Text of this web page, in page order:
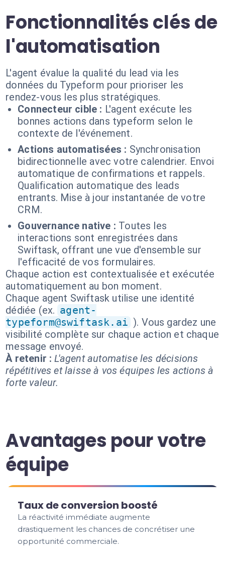
Fonctionnalités clés de
l'automatisation
L'agent évalue la qualité du lead via les
données du Typeform pour prioriser les
rendez-vous les plus stratégiques.
Connecteur cible : L'agent exécute les
bonnes actions dans typeform selon le
contexte de l'événement.
Actions automatisées : Synchronisation
bidirectionnelle avec votre calendrier. Envoi
automatique de confirmations et rappels.
Qualification automatique des leads
entrants. Mise à jour instantanée de votre
CRM.
Gouvernance native : Toutes les
interactions sont enregistrées dans
Swiftask, offrant une vue d'ensemble sur
l'efficacité de vos formulaires.
Chaque action est contextualisée et exécutée
automatiquement au bon moment.
Chaque agent Swiftask utilise une identité
dédiée (ex. agent-
typeform@swiftask.ai ). Vous gardez une
visibilité complète sur chaque action et chaque
message envoyé.
À retenir : L'agent automatise les décisions
répétitives et laisse à vos équipes les actions à
forte valeur.
Avantages pour votre
équipe
Taux de conversion boosté
La réactivité immédiate augmente
drastiquement les chances de concrétiser une
opportunité commerciale.